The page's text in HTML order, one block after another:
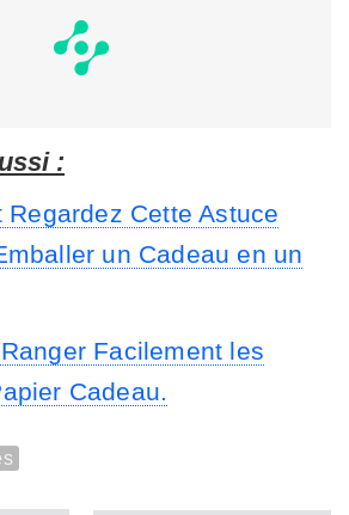
:
Regardez Cette Astuce
un Cadeau en un
Facilement les
Cadeau.